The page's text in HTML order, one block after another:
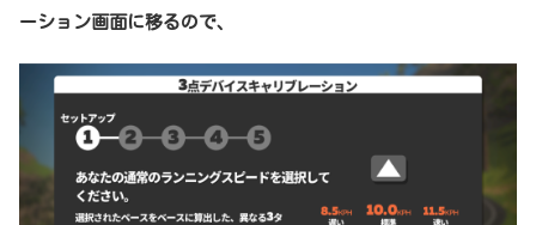
ーション画面に移るので、